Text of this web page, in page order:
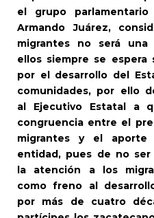
el grupo
Armando Juárez,
migrantes no será
ellos siempre se espera
por el desarrollo del
comunidades, por ello
al Ejecutivo Estatal a
congruencia entre el
migrantes y el
entidad, pues de no
la atención a los
como freno al
por más de cuatro